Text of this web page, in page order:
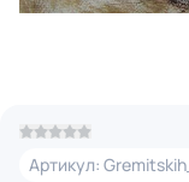
Артикул: